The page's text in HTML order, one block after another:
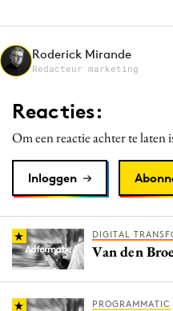
Interne communicatie
Martech
Merkstrategie
PR
Programmatic
Purpose Marketing
Roderick Mirande
Redacteur marketing
Reacties:
Om een reactie achter te laten
Inloggen
DIGITAL
Van den
PROGRAMMATIC